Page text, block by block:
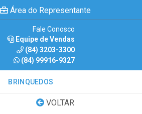
Área do Representante
Fale Conosco
Equipe de Vendas
(84) 3203-3300
(84) 99916-9327
BRINQUEDOS
VOLTAR